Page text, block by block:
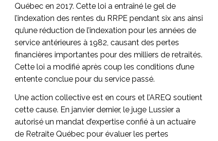
Québec en 2017. Cette loi a entraîné le gel de
l’indexation des rentes du RRPE pendant six ans ainsi
qu’une réduction de l’indexation pour les années de
service antérieures à 1982, causant des pertes
financières importantes pour des milliers de retraités.
Cette loi a modifié après coup les conditions d’une
entente conclue pour du service passé.
Une action collective est en cours et l’AREQ soutient
cette cause. En janvier dernier, le juge Lussier a
autorisé un mandat d’expertise confié à un actuaire
de Retraite Québec pour évaluer les pertes